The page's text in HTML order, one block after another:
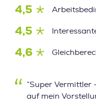
4,5
4,5
4,6
”Super
auf mein